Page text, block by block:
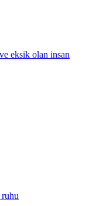
eksik olan insan